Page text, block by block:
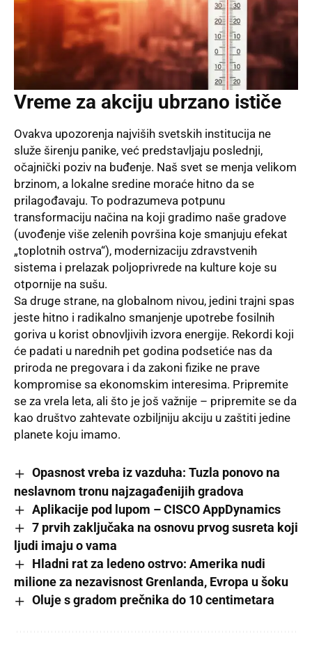
Vreme za akciju ubrzano ističe
Ovakva upozorenja najviših svetskih institucija ne
služe širenju panike, već predstavljaju poslednji,
očajnički poziv na buđenje. Naš svet se menja velikom
brzinom, a lokalne sredine moraće hitno da se
prilagođavaju. To podrazumeva potpunu
transformaciju načina na koji gradimo naše gradove
(uvođenje više zelenih površina koje smanjuju efekat
„toplotnih ostrva“), modernizaciju zdravstvenih
sistema i prelazak poljoprivrede na kulture koje su
otpornije na sušu.
Sa druge strane, na globalnom nivou, jedini trajni spas
jeste hitno i radikalno smanjenje upotrebe fosilnih
goriva u korist obnovljivih izvora energije. Rekordi koji
će padati u narednih pet godina podsetiće nas da
priroda ne pregovara i da zakoni fizike ne prave
kompromise sa ekonomskim interesima. Pripremite
se za vrela leta, ali što je još važnije – pripremite se da
kao društvo zahtevate ozbiljniju akciju u zaštiti jedine
planete koju imamo.
Opasnost vreba iz vazduha: Tuzla ponovo na
neslavnom tronu najzagađenijih gradova
Aplikacije pod lupom – CISCO AppDynamics
7 prvih zaključaka na osnovu prvog susreta koji
ljudi imaju o vama
Hladni rat za ledeno ostrvo: Amerika nudi
milione za nezavisnost Grenlanda, Evropa u šoku
Oluje s gradom prečnika do 10 centimetara